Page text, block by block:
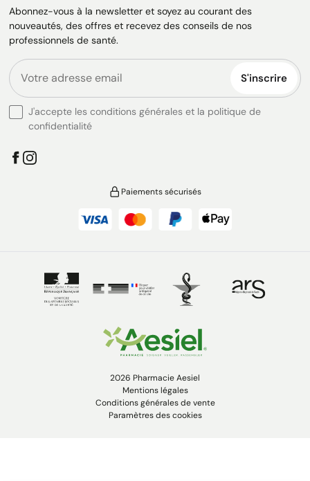
Abonnez-vous à la newsletter et soyez au courant des
nouveautés, des offres et recevez des conseils de nos
professionnels de santé.
S'inscrire
J'accepte les conditions générales et la politique de
confidentialité
Paiements sécurisés
2026 Pharmacie Aesiel
Mentions légales
Conditions générales de vente
Paramètres des cookies